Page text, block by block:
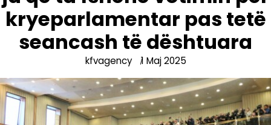
kryeparlamentar pas tetë
seancash të dështuara
kfvagency 1 Maj 2025